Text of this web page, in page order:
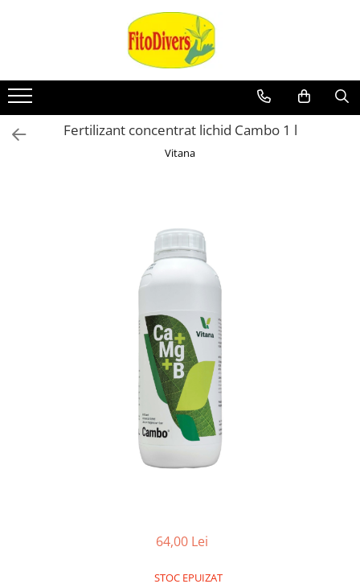
Fertilizant concentrat lichid Cambo 1 l
Vitana
64,00 Lei
STOC EPUIZAT